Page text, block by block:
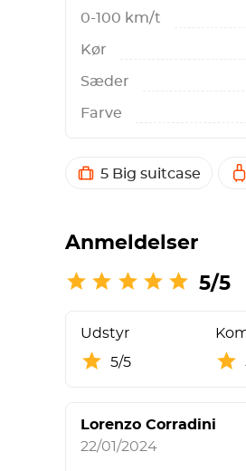
0-100 km/t
Kør
Sæder
Farve
5 Big suitcase
Anmeldelser
5/5
Udstyr
5/5
Lorenzo Corradini
22/01/2024